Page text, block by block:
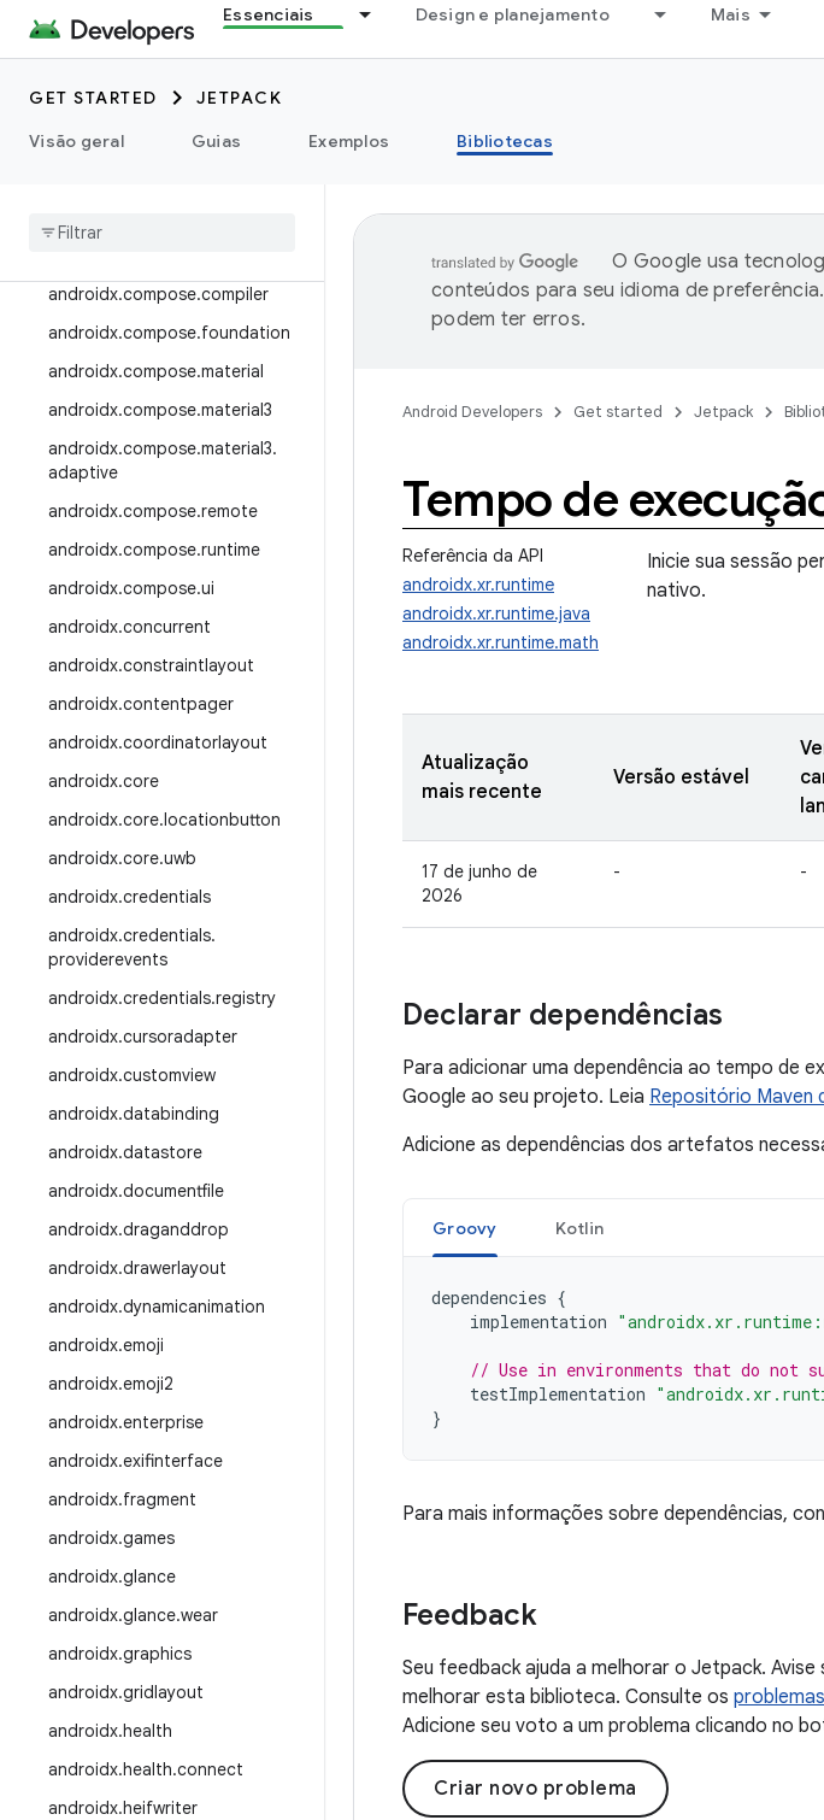
Essenciais Design e planejamento Mais
GET STARTED
JETPACK
Visão geral
Guias Exemplos Bibliotecas
androidx.camera.viewfinder
androidx.car
androidx.car.app
androidx.cardview
androidx.compose.compiler
androidx.compose.foundation
androidx.compose.material
androidx.compose.material3
androidx.compose.material3.
adaptive
androidx.compose.remote
androidx.compose.runtime
androidx.compose.ui
androidx.concurrent
androidx.constraintlayout
androidx.contentpager
androidx.coordinatorlayout
androidx.core
androidx.core.locationbutton
androidx.core.uwb
androidx.credentials
androidx.credentials.
providerevents
androidx.credentials.registry
androidx.cursoradapter
androidx.customview
androidx.databinding
androidx.datastore
androidx.documentfile
androidx.draganddrop
androidx.drawerlayout
androidx.dynamicanimation
androidx.emoji
androidx.emoji2
androidx.enterprise
androidx.exifinterface
androidx.fragment
androidx.games
androidx.glance
androidx.glance.wear
androidx.graphics
androidx.gridlayout
androidx.health
androidx.health.connect
androidx.heifwriter
O Google usa
conteúdos para seu idioma de
podem ter erros.
Android Developers Get started Jetpack
Tempo de
Referência da API
androidx.xr.runtime
androidx.xr.runtime.java
androidx.xr.runtime.math
Inicie sua sessão
nativo.
Atualização
mais recente
Versão estável
17 de junho de
2026
- -
Declarar dependências
Para adicionar uma dependência ao tempo de
Google ao seu projeto. Leia Repositório Maven
Adicione as dependências dos artefatos
Groovy Kotlin
dependencies {
implementation
// Use in environments that do not
testImplementation
}
Para mais informações sobre dependências,
Feedback
Seu feedback ajuda a melhorar o Jetpack.
melhorar esta biblioteca. Consulte os
Adicione seu voto a um problema clicando no
Criar novo problema